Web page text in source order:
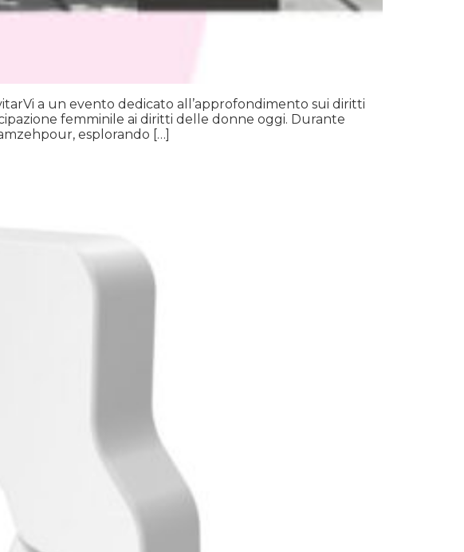
a un evento dedicato all’approfondimento sui diritti
femminile ai diritti delle donne oggi. Durante
esplorando […]